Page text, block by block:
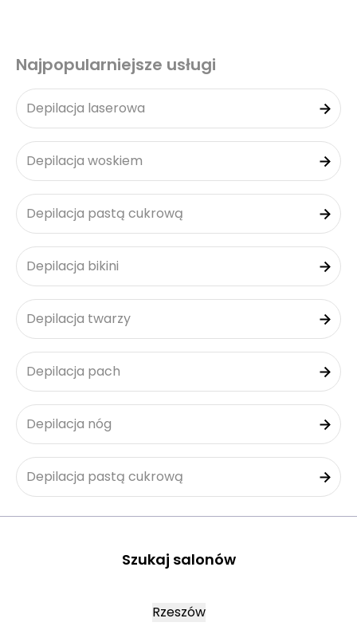
Najpopularniejsze usługi
Depilacja laserowa
Depilacja woskiem
Depilacja pastą cukrową
Depilacja bikini
Depilacja twarzy
Depilacja pach
Depilacja nóg
Depilacja pastą cukrową
Szukaj salonów
Rzeszów